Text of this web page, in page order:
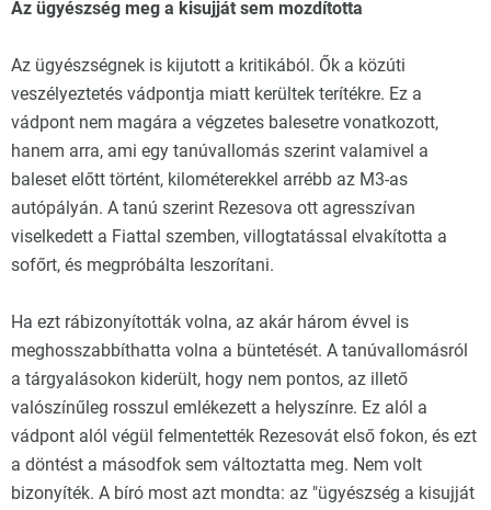
Az ügyészség meg a kisujját sem mozdította
Az ügyészségnek is kijutott a kritikából. Ők a közúti
veszélyeztetés vádpontja miatt kerültek terítékre. Ez a
vádpont nem magára a végzetes balesetre vonatkozott,
hanem arra, ami egy tanúvallomás szerint valamivel a
baleset előtt történt, kilométerekkel arrébb az M3-as
autópályán. A tanú szerint Rezesova ott agresszívan
viselkedett a Fiattal szemben, villogtatással elvakította a
sofőrt, és megpróbálta leszorítani.
Ha ezt rábizonyították volna, az akár három évvel is
meghosszabbíthatta volna a büntetését. A tanúvallomásról
a tárgyalásokon kiderült, hogy nem pontos, az illető
valószínűleg rosszul emlékezett a helyszínre. Ez alól a
vádpont alól végül felmentették Rezesovát első fokon, és ezt
a döntést a másodfok sem változtatta meg. Nem volt
bizonyíték. A bíró most azt mondta: az "ügyészség a kisujját